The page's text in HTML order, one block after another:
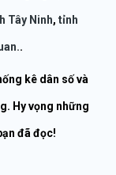
Tây Ninh, tỉnh
.
kê dân số và
Hy vọng những
đã đọc!